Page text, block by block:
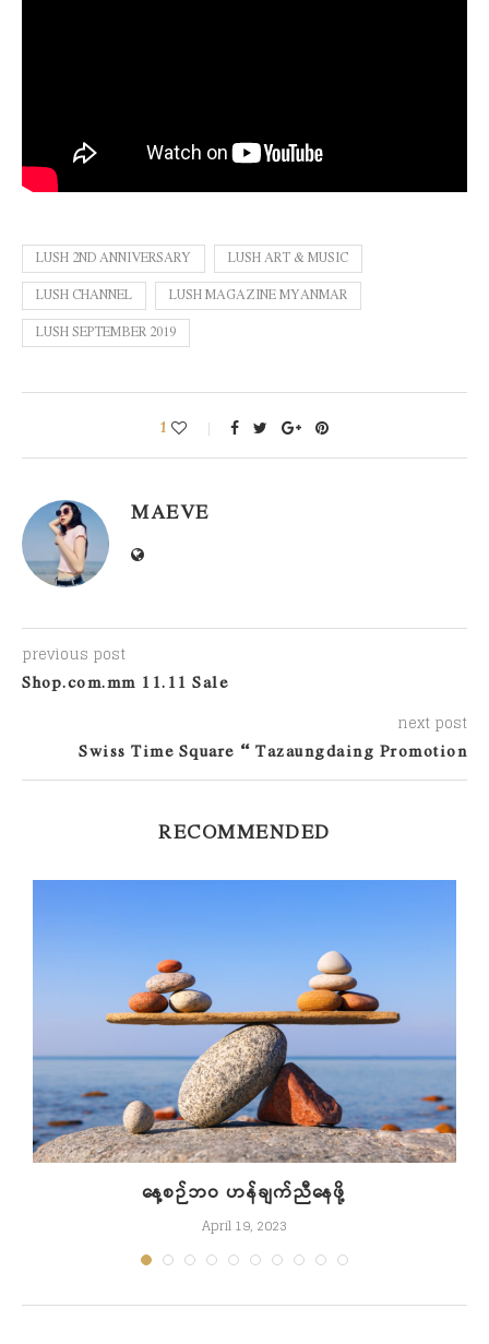
LUSH 2ND ANNIVERSARY LUSH ART & MUSIC
LUSH CHANNEL LUSH MAGAZINE MYANMAR
LUSH SEPTEMBER 2019
1
MAEVE
previous post
Shop.com.mm 11.11 Sale
next post
Swiss Time Square – Tazaungdaing Promotion
RECOMMENDED
နေ့စဉ်ဘဝ ဟန်ချက်ညီနေဖို့
April 19, 2023